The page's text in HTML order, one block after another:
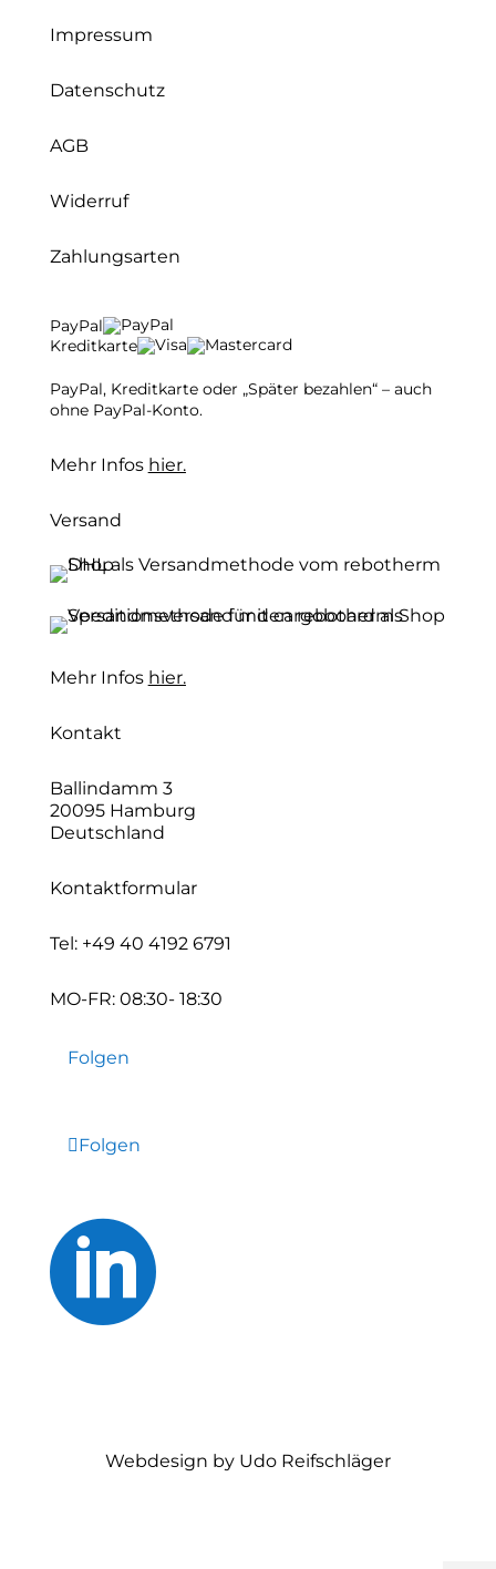
Impressum
Datenschutz
AGB
Widerruf
Zahlungsarten
PayPal
Kreditkarte
PayPal, Kreditkarte oder „Später bezahlen“ – auch
ohne PayPal-Konto.
Mehr Infos hier.
Versand
Mehr Infos hier.
Kontakt
Ballindamm 3
20095 Hamburg
Deutschland
Kontaktformular
Tel: +49 40 4192 6791
MO-FR: 08:30- 18:30
Folgen
Folgen

Webdesign by Udo Reifschläger